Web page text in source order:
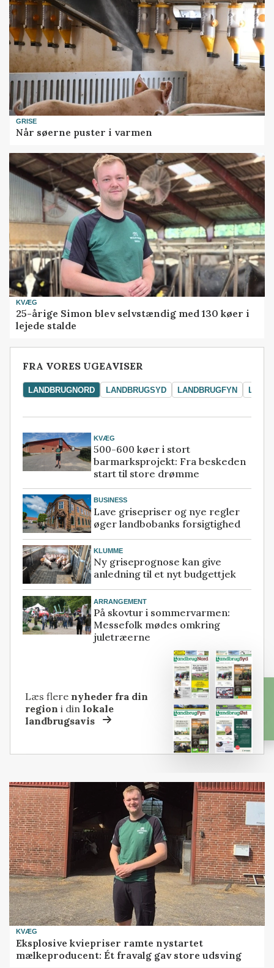
GRISE
Når søerne puster i varmen
KVÆG
25-årige Simon blev selvstændig med 130 køer i
lejede stalde
FRA VORES UGEAVISER
LANDBRUGNORD LANDBRUGSYD LANDBRUGFYN
KVÆG
500-600 køer i stort
barmarksprojekt: Fra beskeden
start til store drømme
BUSINESS
Lave grisepriser og nye regler
øger landbobanks forsigtighed
KLUMME
Ny griseprognose kan give
anledning til et nyt budgettjek
ARRANGEMENT
På skovtur i sommervarmen:
Messefolk mødes omkring
juletræerne
Læs flere nyheder fra din
region i dinlokale
landbrugsavis
KVÆG
Eksplosive kviepriser ramte nystartet
mælkeproducent: Ét fravalg gav store udsving